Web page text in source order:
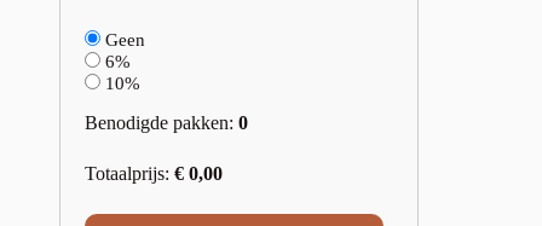
Geen
6%
10%
Benodigde pakken: 0
Totaalprijs: € 0,00